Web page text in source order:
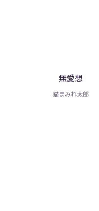
無愛想
猫まみれ太郎